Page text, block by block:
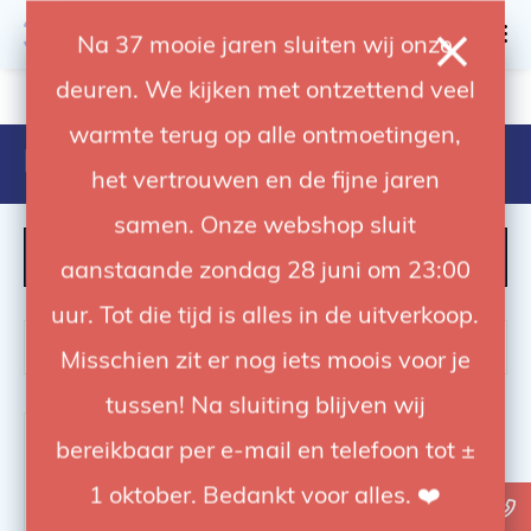
Na 37 mooie jaren sluiten wij onze
deuren. We kijken met ontzettend veel
warmte terug op alle ontmoetingen,
het vertrouwen en de fijne jaren
samen. Onze webshop sluit
aanstaande zondag 28 juni om 23:00
uur. Tot die tijd is alles in de uitverkoop.
Misschien zit er nog iets moois voor je
tussen! Na sluiting blijven wij
bereikbaar per e-mail en telefoon tot ±
1 oktober. Bedankt voor alles. ❤️
4.92 / 5 op trusted shops
Products tagged with air stand
FILTER
-30%